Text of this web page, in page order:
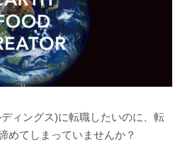
ィングス)に転職したいのに、転
めてしまっていませんか？